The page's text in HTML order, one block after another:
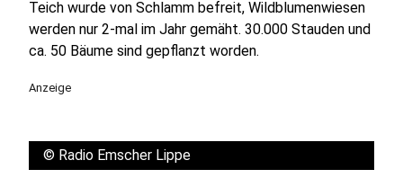
Teich wurde von Schlamm befreit, Wildblumenwiesen
werden nur 2-mal im Jahr gemäht. 30.000 Stauden und
ca. 50 Bäume sind gepflanzt worden.
Anzeige
© Radio Emscher Lippe